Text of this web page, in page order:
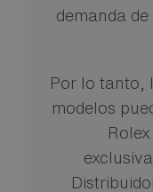
demanda
Por lo tanto,
modelos